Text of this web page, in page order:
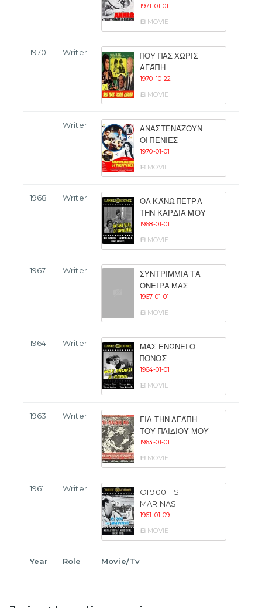
1971-01-01
MOVIE
1970 Writer
ΠΟΥ ΠΑΣ ΧΩΡΊΣ
ΑΓΆΠΗ
1970-10-22
MOVIE
Writer
ΑΝΑΣΤΕΝΆΖΟΥΝ
ΟΙ ΠΕΝΙΈΣ
1970-01-01
MOVIE
1968 Writer
ΘΑ ΚΆΝΩ ΠΈΤΡΑ
ΤΗΝ ΚΑΡΔΙΆ ΜΟΥ
1968-01-01
MOVIE
1967 Writer
ΣΥΝΤΡΊΜΜΙΑ ΤΑ
ΌΝΕΙΡΑ ΜΑΣ
1967-01-01
MOVIE
1964 Writer
ΜΑΣ ΕΝΏΝΕΙ Ο
ΠΌΝΟΣ
1964-01-01
MOVIE
1963 Writer
ΓΙΑ ΤΗΝ ΑΓΆΠΗ
ΤΟΥ ΠΑΙΔΙΟΎ ΜΟΥ
1963-01-01
MOVIE
1961 Writer
OI 900 TIS
MARINAS
1961-01-09
MOVIE
Year Role Movie/Tv